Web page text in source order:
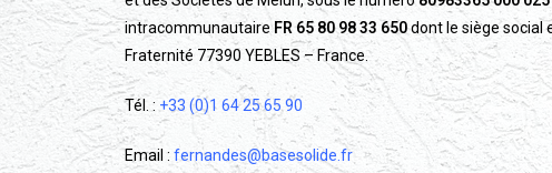
intracommunautaire FR 65 80 98 33 650dont le siège social
Fraternité 77390 YEBLES – France.
Tél. : +33 (0)1 64 25 65 90
Email : fernandes@basesolide.fr